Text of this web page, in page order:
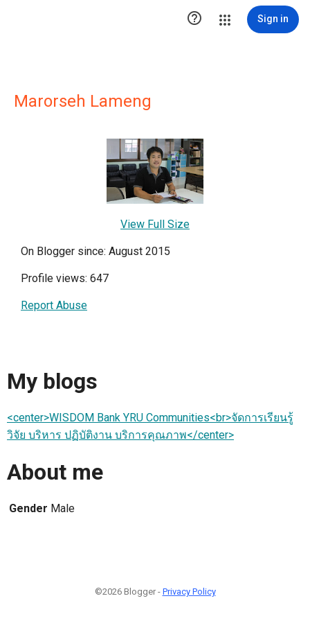
 Sign in
Marorseh Lameng
View Full Size
On Blogger since: August 2015
Profile views: 647
Report Abuse
My blogs
<center>WISDOM Bank YRU Communities<br>จัดการเรียนรู้
วิจัย บริหาร ปฏิบัติงาน บริการคุณภาพ</center>
About me
Gender Male
©2026 Blogger - Privacy Policy